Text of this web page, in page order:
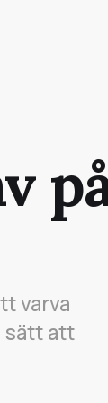
varva
sätt att